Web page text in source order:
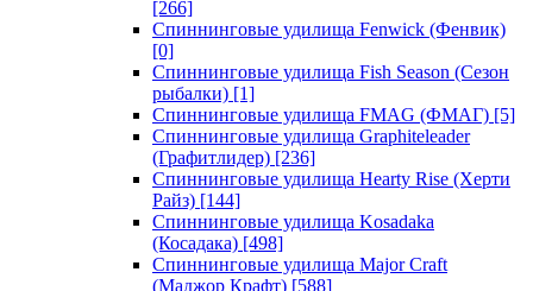
[266]
Спиннинговые удилища Fenwick (Фенвик)
[0]
Спиннинговые удилища Fish Season (Сезон
рыбалки) [1]
Спиннинговые удилища FMAG (ФМАГ) [5]
Спиннинговые удилища Graphiteleader
(Графитлидер) [236]
Спиннинговые удилища Hearty Rise (Херти
Райз) [144]
Спиннинговые удилища Kosadaka
(Косадака) [498]
Спиннинговые удилища Major Craft
(Маджор Крафт) [588]